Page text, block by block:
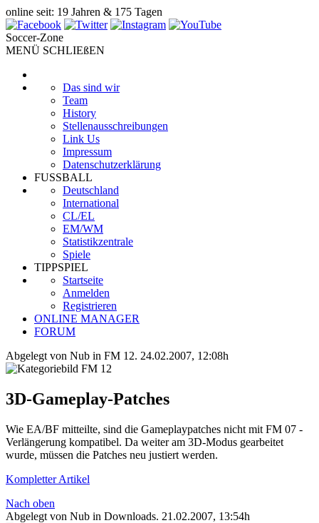
online seit: 19 Jahren & 175 Tagen
Soccer-Zone
MENÜ SCHLIEßEN
Das sind wir
Team
History
Stellenausschreibungen
Link Us
Impressum
Datenschutzerklärung
FUSSBALL
Deutschland
International
CL/EL
EM/WM
Statistikzentrale
Spiele
TIPPSPIEL
Startseite
Anmelden
Registrieren
ONLINE MANAGER
FORUM
Abgelegt von Nub in FM 12. 24.02.2007, 12:08h
3D-Gameplay-Patches
Wie EA/BF mitteilte, sind die Gameplaypatches nicht mit FM 07 -
Verlängerung kompatibel. Da weiter am 3D-Modus gearbeitet
wurde, müssen die Patches neu justiert werden.
Kompletter Artikel
Nach oben
Abgelegt von Nub in Downloads. 21.02.2007, 13:54h